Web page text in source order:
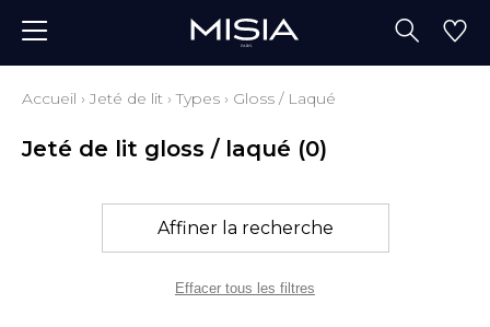
Accueil › Jeté de lit ›Types › Gloss / Laqué
Jeté de lit gloss / laqué (0)
Affiner la recherche
Effacer tous les filtres